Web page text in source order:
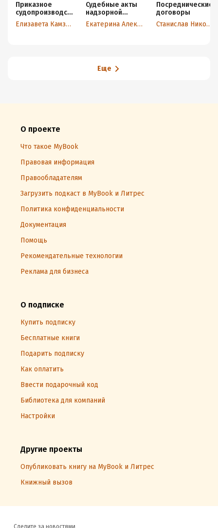
Приказное
судопроизводст
во как
упрощенная
Елизавета Камзина
Судебные акты
надзорной
инстанции
Екатерина Алексеевская
Посреднические
договоры
Станислав Николюкин
Еще
О проекте
Что такое MyBook
Правовая информация
Правообладателям
Загрузить подкаст в MyBook и Литрес
Политика конфиденциальности
Документация
Помощь
Рекомендательные технологии
Реклама для бизнеса
О подписке
Купить подписку
Бесплатные книги
Подарить подписку
Как оплатить
Ввести подарочный код
Библиотека для компаний
Настройки
Другие проекты
Опубликовать книгу на MyBook и Литрес
Книжный вызов
Следите за новостями